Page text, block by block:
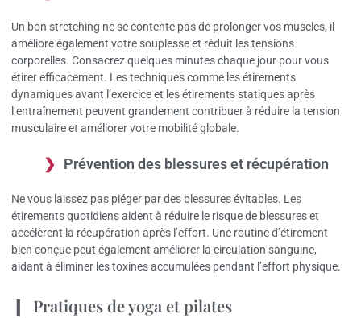
Un bon stretching ne se contente pas de prolonger vos muscles, il
améliore également votre souplesse et réduit les tensions
corporelles. Consacrez quelques minutes chaque jour pour vous
étirer efficacement. Les techniques comme les étirements
dynamiques avant l’exercice et les étirements statiques après
l’entraînement peuvent grandement contribuer à réduire la tension
musculaire et améliorer votre mobilité globale.
Prévention des blessures et récupération
Ne vous laissez pas piéger par des blessures évitables. Les
étirements quotidiens aident à réduire le risque de blessures et
accélèrent la récupération après l’effort. Une routine d’étirement
bien conçue peut également améliorer la circulation sanguine,
aidant à éliminer les toxines accumulées pendant l’effort physique.
Pratiques de yoga et pilates